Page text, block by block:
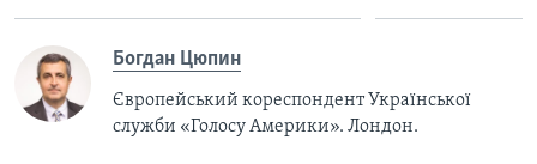
Богдан Цюпин
Європейський кореспондент Української
служби «Голосу Америки». Лондон.